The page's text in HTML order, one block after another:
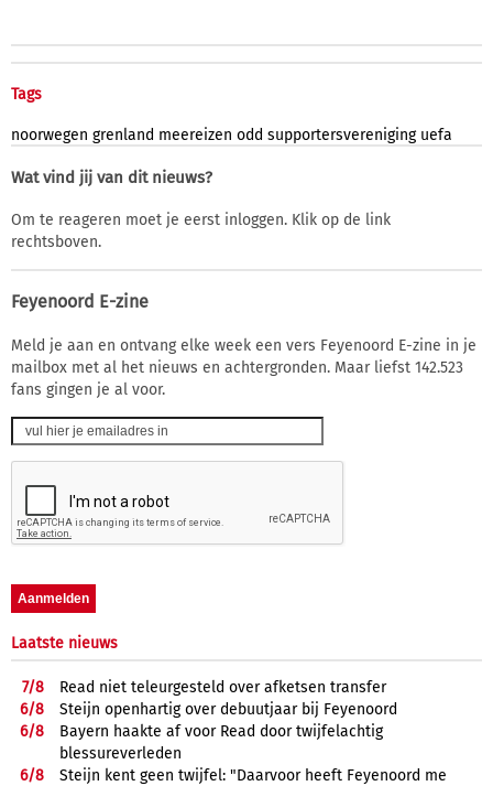
Tags
noorwegen grenland meereizen odd supportersvereniging uefa
Wat vind jij van dit nieuws?
Om te reageren moet je eerst inloggen. Klik op de link
rechtsboven.
Feyenoord E-zine
Meld je aan en ontvang elke week een vers Feyenoord E-zine in je
mailbox met al het nieuws en achtergronden. Maar liefst 142.523
fans gingen je al voor.
Laatste nieuws
7/8
Read niet teleurgesteld over afketsen transfer
6/8
Steijn openhartig over debuutjaar bij Feyenoord
6/8
Bayern haakte af voor Read door twijfelachtig
blessureverleden
6/8
Steijn kent geen twijfel: "Daarvoor heeft Feyenoord me